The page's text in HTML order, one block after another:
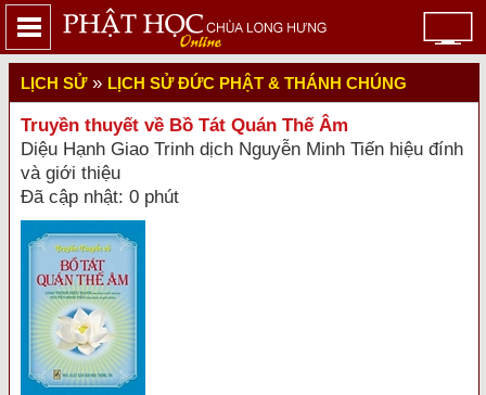
LỊCH SỬ» LỊCH SỬ ĐỨC PHẬT & THÁNH CHÚNG
Truyền thuyết về Bồ Tát Quán Thế Âm
Diệu Hạnh Giao Trinh dịch Nguyễn Minh Tiến hiệu đính
và giới thiệu
Đã cập nhật: 0 phút